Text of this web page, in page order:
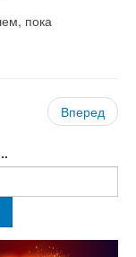
пока
Вперед